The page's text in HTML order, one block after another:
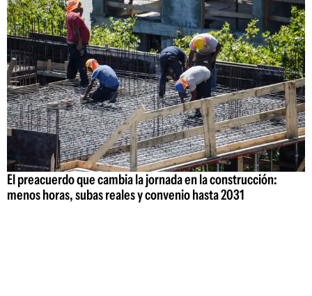
El preacuerdo que cambia la jornada en la construcción:
menos horas, subas reales y convenio hasta 2031